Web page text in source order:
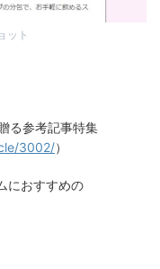
ット
る参考記事特集
3002/）
におすすめの